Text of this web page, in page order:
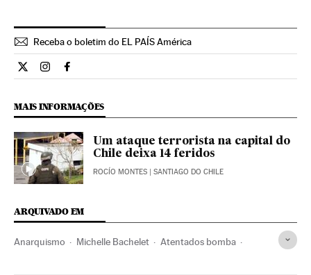
Receba o boletim do EL PAÍS América
Internacional El País Brasil en Twitter
Internacional El País Brasil en Instagram
Internacional El País Brasil en Facebook
MAIS INFORMAÇÕES
Um ataque terrorista na capital do
Chile deixa 14 feridos
ROCÍO MONTES | SANTIAGO DO CHILE
ARQUIVADO EM
Anarquismo Michelle Bachelet Atentados bomba